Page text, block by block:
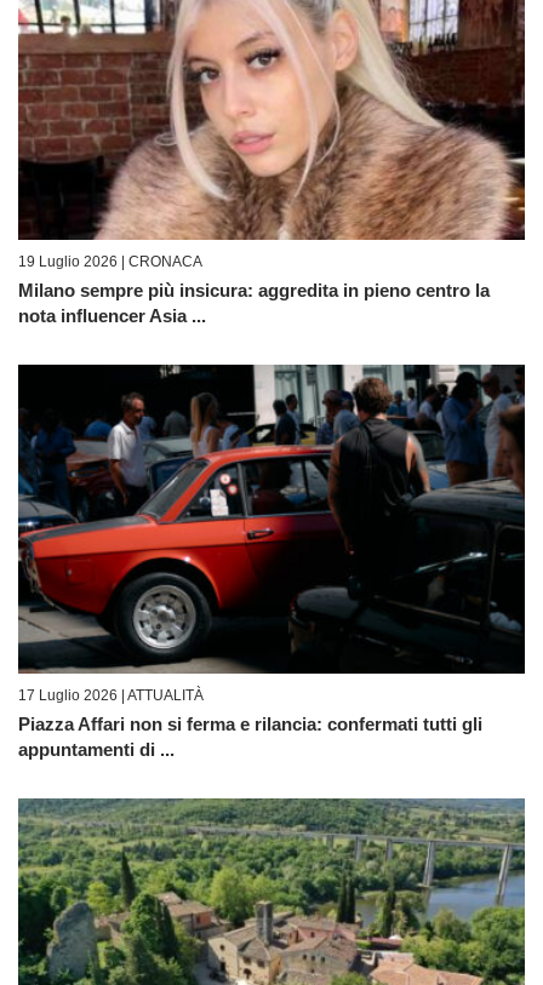
19 Luglio 2026 | CRONACA
Milano sempre più insicura: aggredita in pieno centro la
nota influencer Asia ...
17 Luglio 2026 | ATTUALITÀ
Piazza Affari non si ferma e rilancia: confermati tutti gli
appuntamenti di ...